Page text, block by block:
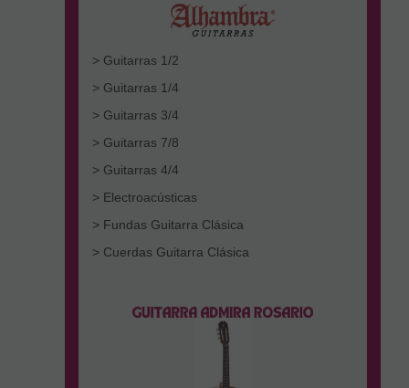
> Guitarras 1/2
> Guitarras 1/4
> Guitarras 3/4
> Guitarras 7/8
> Guitarras 4/4
> Electroacústicas
> Fundas Guitarra Clásica
> Cuerdas Guitarra Clásica